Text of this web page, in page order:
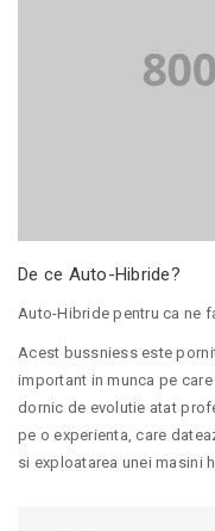
De ce Auto-Hibride?
Auto-Hibride pentru ca ne
Acest bussniess este
important in munca pe
dornic de evolutie atat
pe o experienta, care
si exploatarea unei masini